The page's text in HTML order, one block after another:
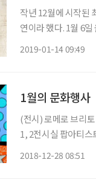
작년 12월에 시작된
연이라 했다. 1월 6
2019-01-14 09:49
1월의 문화행사
(전시) 로메로 브리토 :
1, 2전시실 팝아티스트 로메로 브리토의 회화와 조각, 영상미디어 등 총 100여 점의 작품을
2018-12-28 08:51